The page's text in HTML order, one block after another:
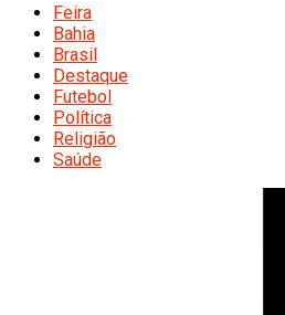
Feira
Bahia
Brasil
Destaque
Futebol
Política
Religião
Saúde